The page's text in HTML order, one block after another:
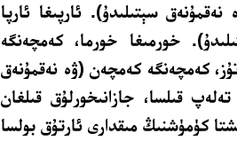
سېتىلىدۇ). ئارپىغا ئارپا
خورمىغا خورما، كەمچەنگە
كەمچەنگە كەمچەن (ۋە نەقمۇنەق
قىلسا، جازانىخورلۇق قىلغان
كۈمۈشنىڭ مىقدارى ئارتۇق بولسا